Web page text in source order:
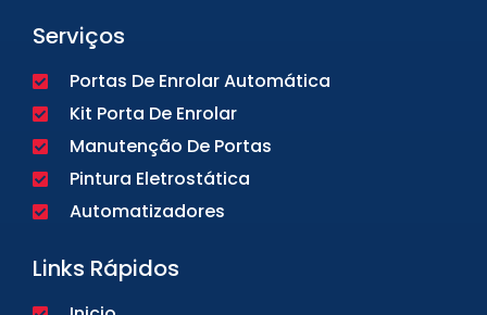
Serviços
Portas De Enrolar Automática
Kit Porta De Enrolar
Manutenção De Portas
Pintura Eletrostática
Automatizadores
Links Rápidos